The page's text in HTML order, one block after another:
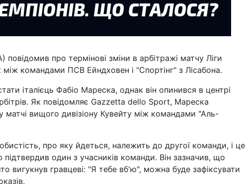
про термінові зміни в арбітражі матчу Ліги
між командами ПСВ Ейндховен і "Спортінг" з Лісабона.
італієць Фабіо Мареска, однак він опинився в центрі
Як повідомляє Gazzetta dello Sport, Мареска
вищого дивізіону Кувейту між командами "Аль-
про яку йдеться, належить до другої команди, і це
один з учасників команди. Він зазначив, що
вигукнув гравцеві: "Я тебе вб'ю", можна буде зафіксувати